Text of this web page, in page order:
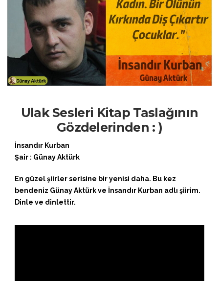
Ulak Sesleri Kitap Taslağının
Gözdelerinden : )
İnsandır Kurban
Şair : Günay Aktürk
En güzel şiirler serisine bir yenisi daha. Bu kez
bendeniz Günay Aktürk ve İnsandır Kurban adlı şiirim.
Dinle ve dinlettir.